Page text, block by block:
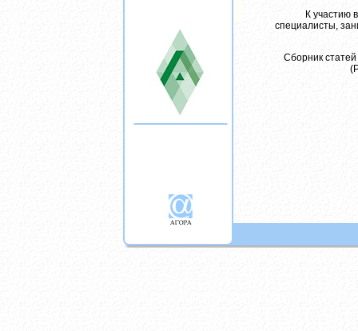
К участию
специалисты,
Cборник